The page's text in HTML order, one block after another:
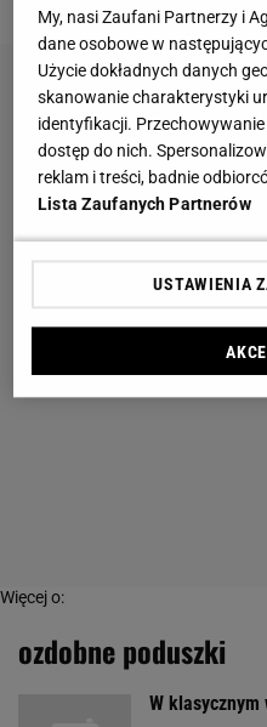
Więcej o:
ozdobne poduszki
W klasycznym
My, nasi Zaufani Partnerzy i
dane osobowe w
Użycie dokładnych danych
skanowanie charakterystyki
identyfikacji.
dostęp do nich.
reklam i treści, badnie
Lista Zaufanych Partnerów
USTAWIENIA